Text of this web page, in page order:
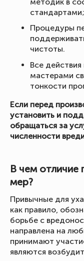
стандартами;
Процедуры
чистоты.
Все
мастерами
тонкости
Если перед
установить и
обращаться за
численности
В чем отличие
мер?
Привычные для
как правило,
борьбе с
направлена на
принимают
являются